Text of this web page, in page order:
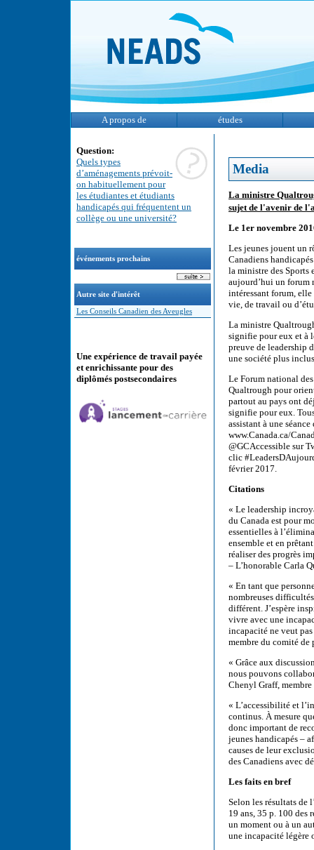
A propos de études
Question:
Quels types
d’aménagements prévoit-
on habituellement pour
les étudiantes et étudiants
handicapés qui fréquentent un
collège ou une université?
événements prochains
Autre site d'intérêt
Les Conseils Canadien des Aveugles
Une expérience de travail payée
et enrichissante pour des
diplômés postsecondaires
Media
La ministre
sujet de l'avenir de
Le 1er novembre
Les jeunes jouent un
Canadiens
la ministre des Sports
aujourd’hui un forum
intéressant forum,
vie, de travail ou
La ministre
signifie pour eux et à
preuve de leadership
une société plus
Le Forum national
Qualtrough pour
partout au pays ont
signifie pour eux.
assistant à une
www.Canada.ca/
@GCAccessible sur
clic
février 2017.
Citations
« Le leadership
du Canada est pour
essentielles à
ensemble et en
réaliser des progrès
– L’honorable Carla
« En tant que
nombreuses
différent. J’espère
vivre avec une
incapacité ne veut
membre du comité
« Grâce aux
nous pouvons
Chenyl Graff,
« L’accessibilité et
continus. À mesure
donc important de
jeunes handicapés –
causes de leur
des Canadiens avec
Les faits en bref
Selon les résultats de
19 ans, 35 p. 100 des
un moment ou à un
une incapacité légère